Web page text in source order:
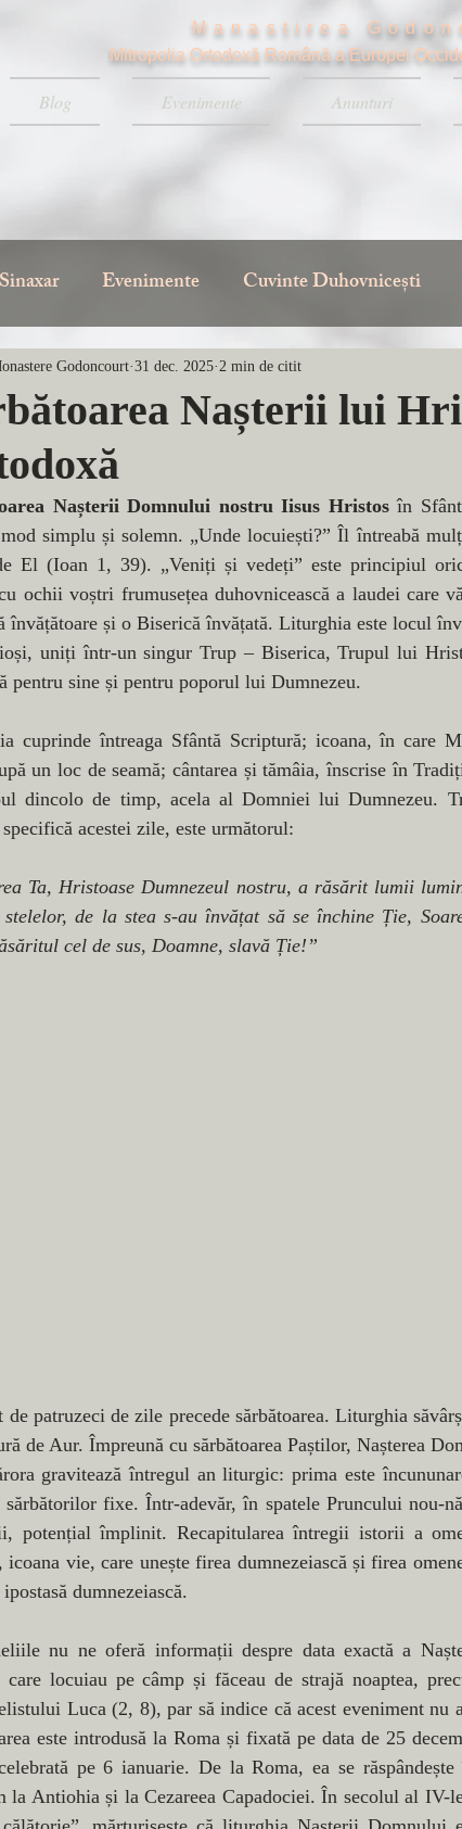
Blog Evenimente Anunturi
Manastirea
Mitropolia Ortodoxă Română a Europei
Sinaxar Evenimente Cuvinte Duhovnicești
Nașterii lui
Godoncourt 31 dec. 2025 2 min de citit
Nașterii Domnului nostru Iisus Hristos în
simplu și solemn. „Unde locuiești?” Îl întreabă
El (Ioan 1, 39). „Veniți și vedeți” este principiul
ochii voștri frumusețea duhovnicească a laudei care
învățătoare și o Biserică învățată. Liturghia este locul
uniți într-un singur Trup – Biserica, Trupul lui
pentru sine și pentru poporul lui Dumnezeu.
cuprinde întreaga Sfântă Scriptură; icoana, în care
un loc de seamă; cântarea și tămâia, înscrise în
dincolo de timp, acela al Domniei lui Dumnezeu.
acestei zile, este următorul:
Ta, Hristoase Dumnezeul nostru, a răsărit lumii
stelelor, de la stea s-au învățat să se închine Ție,
cel de sus, Doamne, slavă Ție!”
de patruzeci de zile precede sărbătoarea. Liturghia
de Aur. Împreună cu sărbătoarea Paștilor, Nașterea
gravitează întregul an liturgic: prima este
sărbătorilor fixe. Într-adevăr, în spatele Pruncului nou-
potențial împlinit. Recapitularea întregii istorii a
icoana vie, care unește firea dumnezeiască și firea
dumnezeiască.
nu ne oferă informații despre data exactă a
care locuiau pe câmp și făceau de strajă noaptea,
Luca (2, 8), par să indice că acest eveniment
este introdusă la Roma și fixată pe data de 25
pe 6 ianuarie. De la Roma, ea se
la Antiohia și la Cezareea Capadociei. În secolul al IV-